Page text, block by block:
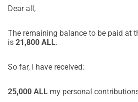
Merci de donner à Zoli une seconde
Dear all,
The remaining balance to be paid at
is 21,800 ALL.
So far, I have received:
25,000 ALL my personal